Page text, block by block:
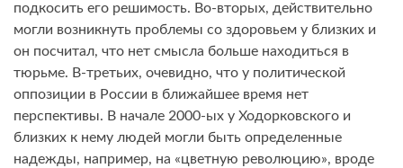
подкосить его решимость. Во-вторых, действительно
могли возникнуть проблемы со здоровьем у близких и
он посчитал, что нет смысла больше находиться в
тюрьме. В-третьих, очевидно, что у политической
оппозиции в России в ближайшее время нет
перспективы. В начале 2000-ых у Ходорковского и
близких к нему людей могли быть определенные
надежды, например, на «цветную революцию», вроде